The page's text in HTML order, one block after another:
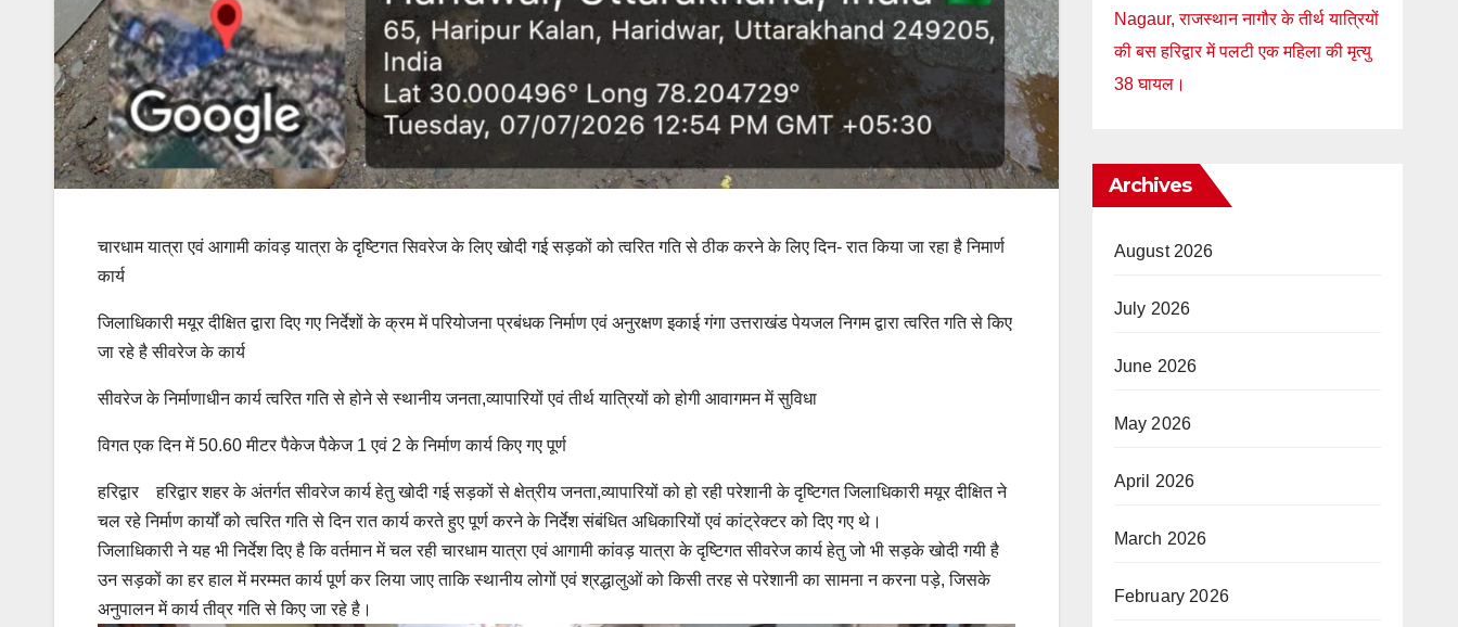
चारधाम यात्रा एवं आगामी कांवड़ यात्रा के दृष्टिगत सिवरेज के लिए खोदी गई सड़कों को त्वरित गति से ठीक करने के लिए दिन- रात किया जा रहा है निमार्ण
कार्य
जिलाधिकारी मयूर दीक्षित द्वारा दिए गए निर्देशों के क्रम में परियोजना प्रबंधक निर्माण एवं अनुरक्षण इकाई गंगा उत्तराखंड पेयजल निगम द्वारा त्वरित गति से किए
जा रहे है सीवरेज के कार्य
सीवरेज के निर्माणाधीन कार्य त्वरित गति से होने से स्थानीय जनता,व्यापारियों एवं तीर्थ यात्रियों को होगी आवागमन में सुविधा
विगत एक दिन में 50.60 मीटर पैकेज पैकेज 1 एवं 2 के निर्माण कार्य किए गए पूर्ण
हरिद्वार हरिद्वार शहर के अंतर्गत सीवरेज कार्य हेतु खोदी गई सड़कों से क्षेत्रीय जनता,व्यापारियों को हो रही परेशानी के दृष्टिगत जिलाधिकारी मयूर दीक्षित ने
चल रहे निर्माण कार्यों को त्वरित गति से दिन रात कार्य करते हुए पूर्ण करने के निर्देश संबंधित अधिकारियों एवं कांट्रेक्टर को दिए गए थे।
जिलाधिकारी ने यह भी निर्देश दिए है कि वर्तमान में चल रही चारधाम यात्रा एवं आगामी कांवड़ यात्रा के दृष्टिगत सीवरेज कार्य हेतु जो भी सड़के खोदी गयी है
उन सड़कों का हर हाल में मरम्मत कार्य पूर्ण कर लिया जाए ताकि स्थानीय लोगों एवं श्रद्धालुओं को किसी तरह से परेशानी का सामना न करना पड़े, जिसके
अनुपालन में कार्य तीव्र गति से किए जा रहे है।
Nagaur, राजस्थान नागौर के तीर्थ यात्रियों
की बस हरिद्वार में पलटी एक महिला की मृत्यु
38 घायल।
Archives
August 2026
July 2026
June 2026
May 2026
April 2026
March 2026
February 2026